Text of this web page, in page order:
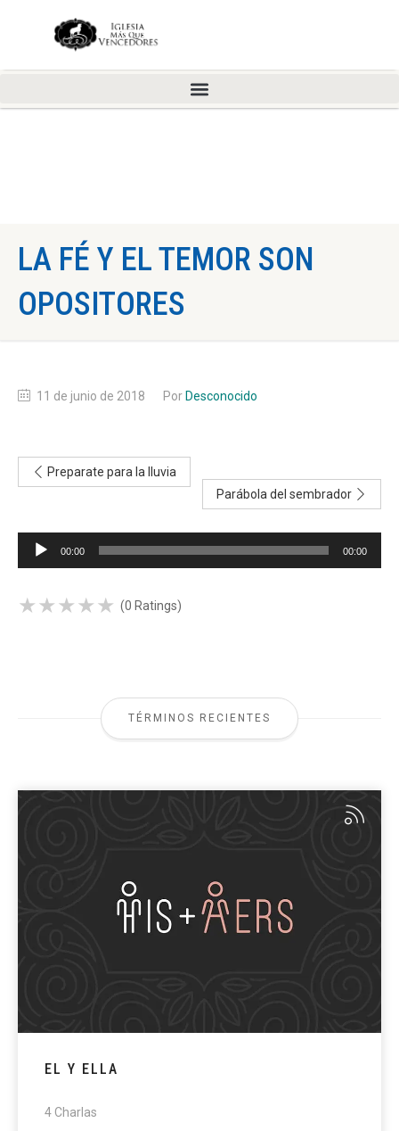
LA FÉ Y EL TEMOR SON
OPOSITORES
11 de junio de 2018 Por Desconocido
Preparate para la lluvia
Parábola del sembrador
Reproductor
00:00 00:00
★★★★★
★★★★★ (0 Ratings)
TÉRMINOS RECIENTES
EL Y ELLA
4 Charlas